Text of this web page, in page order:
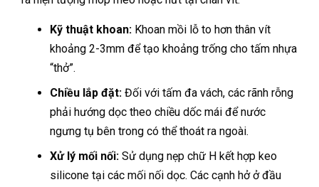
Kỹ thuật khoan: Khoan mồi lỗ to hơn thân vít
khoảng 2-3mm để tạo khoảng trống cho tấm nhựa
“thở”.
Chiều lắp đặt: Đối với tấm đa vách, các rãnh rỗng
phải hướng dọc theo chiều dốc mái để nước
ngưng tụ bên trong có thể thoát ra ngoài.
Xử lý mối nối: Sử dụng nẹp chữ H kết hợp keo
silicone tại các mối nối dọc. Các cạnh hở ở đầu